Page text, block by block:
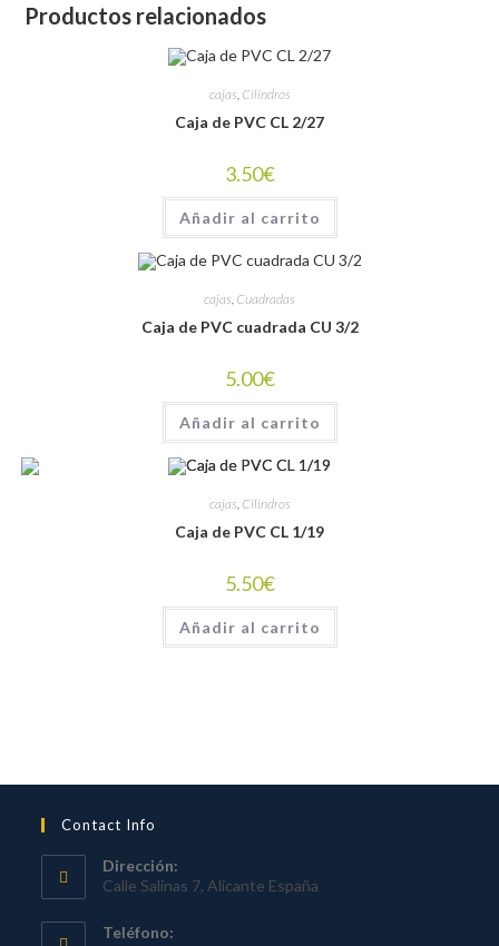
Productos relacionados
cajas, Cilindros
Caja de PVC CL 2/27
3.50€
Añadir al carrito
cajas, Cuadradas
Caja de PVC cuadrada CU 3/2
5.00€
Añadir al carrito
cajas, Cilindros
Caja de PVC CL 1/19
5.50€
Añadir al carrito
Contact Info
Dirección:
Calle Salinas 7, Alicante España
Teléfono: